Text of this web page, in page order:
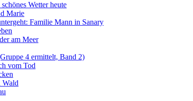
Wetter heute
Marie
Familie Mann in Sanary
am Meer
4 ermittelt, Band 2)
vom Tod
Wald